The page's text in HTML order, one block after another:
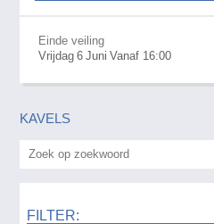
Einde veiling
Vrijdag 6 Juni Vanaf 16:00
KAVELS
FILTER: